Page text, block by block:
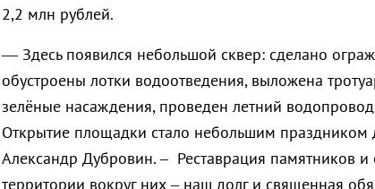
2,2 млн рублей.
— Здесь появился небольшой сквер: сделано
обустроены лотки водоотведения, выложена
зелёные насаждения, проведен летний
Открытие площадки стало небольшим праздником
Александр Дубровин. – Реставрация памятников
территории вокруг них – наш долг и священная